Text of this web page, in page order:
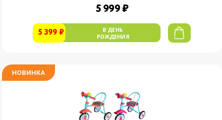
5 999 ₽
5 399 ₽
В ДЕНЬ
РОЖДЕНИЯ
НОВИНКА